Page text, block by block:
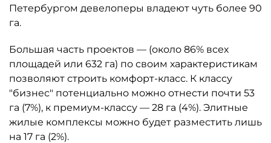
Петербургом девелоперы владеют чуть более 90
га.
Большая часть проектов — (около 86% всех
площадей или 632 га) по своим характеристикам
позволяют строить комфорт-класс. К классу
"бизнес" потенциально можно отнести почти 53
га (7%), к премиум-классу — 28 га (4%). Элитные
жилые комплексы можно будет разместить лишь
на 17 га (2%).